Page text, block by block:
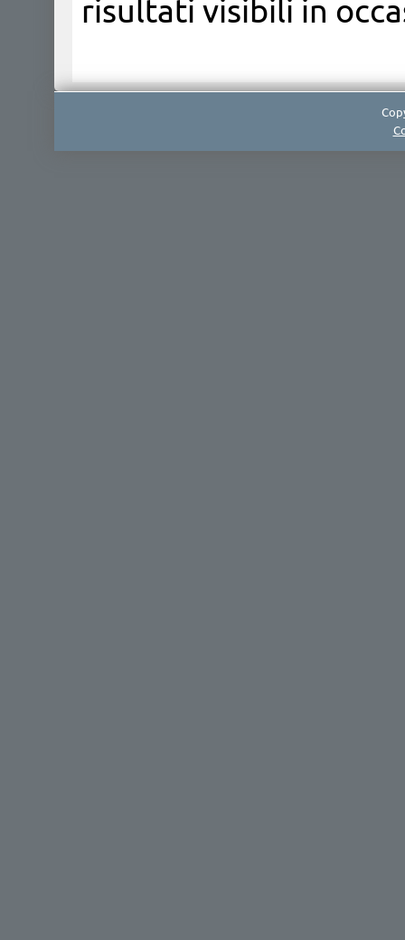
risultati visibili in